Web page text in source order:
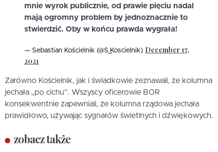
mnie wyrok publicznie, od prawie pięciu nadal
mają ogromny problem by jednoznacznie to
stwierdzić. Oby w końcu prawda wygrała!
— Sebastian Kościelnik (@S_Koscielnik) December 17,
2021
Zarówno Kościelnik, jak i świadkowie zeznawali, że kolumna
jechała „po cichu”. Wszyscy oficerowie BOR
konsekwentnie zapewniali, że kolumna rządowa jechała
prawidłowo, używając sygnałów świetlnych i dźwiękowych.
zobacz także